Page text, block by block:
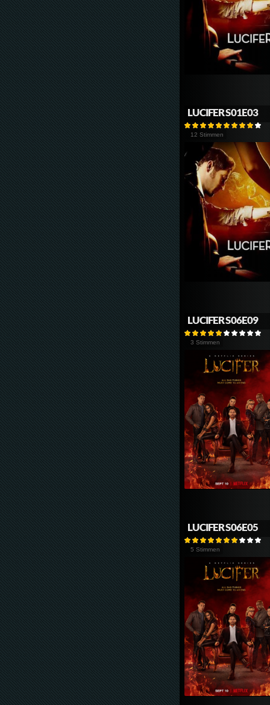
LUCIFER S01E03
12 Stimmen
LUCIFER S06E09
3 Stimmen
LUCIFER S06E05
5 Stimmen